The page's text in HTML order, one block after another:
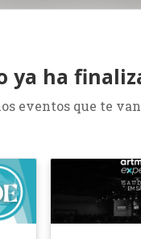
ya ha
eventos que te